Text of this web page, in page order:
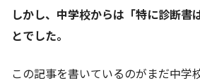
しかし、中学校からは「特に診断書
とでした。
この記事を書いているのがまだ中学